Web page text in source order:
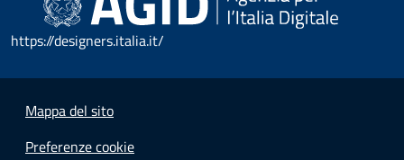
https://designers.italia.it/
Mappa del sito
Preferenze cookie